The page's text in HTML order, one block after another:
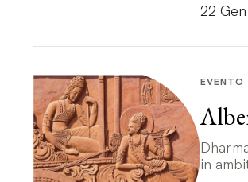
22
EVENTO
in